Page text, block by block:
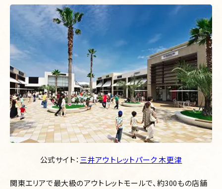
公式サイト： 三井アウトレットパーク 木更津
関東エリアで最大級のアウトレットモールで、約300もの店舗